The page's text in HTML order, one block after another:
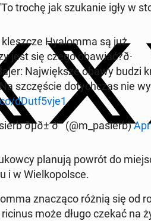
trochę jak szu­ka­nie igły w
Hy­alom­ma są już
jest się czego obawiać?ð·️
Naj­więk­sze obawy budzi
szczę­ście do­tych­czas nie
dDutf5vje1
ðµð± ð¯ (@m_pasierb)
planują powrót do
i w Wiel­ko­pol­sce.
zna­czą­co różnią się od
może długo czekać